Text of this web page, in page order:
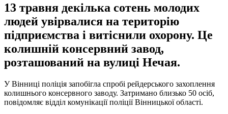
13 травня декілька сотень молодих
людей увірвалися на територію
підприємства і витіснили охорону. Це
колишній консервний завод,
розташований на вулиці Нечая.
У Вінниці поліція запобігла спробі рейдерського захоплення
колишнього консервного заводу. Затримано близько 50 осіб,
повідомляє відділ комунікації поліції Вінницької області.